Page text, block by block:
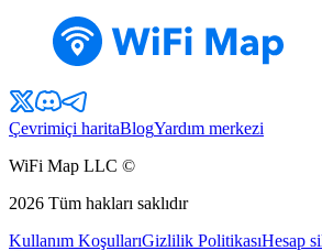
Çevrimiçi haritaBlogYardım merkezi
WiFi Map LLC ©
2026 Tüm hakları saklıdır
Kullanım KoşullarıGizlilik PolitikasıHesap